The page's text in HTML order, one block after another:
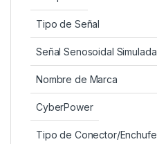
Tipo de Señal
Señal Senosoidal Simulada
Nombre de Marca
CyberPower
Tipo de Conector/Enchufe